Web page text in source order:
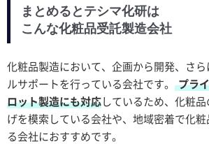
まとめるとテシマ化研は
こんな化粧品受託製造会社
化粧品製造において、企画から開発、さ
ルサポートを行っている会社です。
プラ
ロット製造にも対応しているため、化粧
げを模索している会社や、地域密着で化
る会社におすすめです。